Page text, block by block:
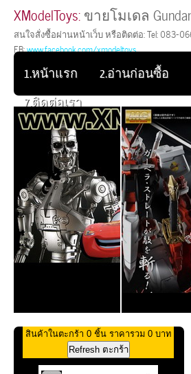
XModelToys: ขายโมเดล
สนใจสั่งซื้อผ่านหน้าเว็บ หรือติดต่อ: Tel: 083-
FB:www.facebook.com/xmodeltoys
1.หน้าแรก 2.อ่านก่อนซื้อ
7.ติดต่อเรา
สินค้าในตะกร้า 0 ชิ้น ราคารวม 0 บาท